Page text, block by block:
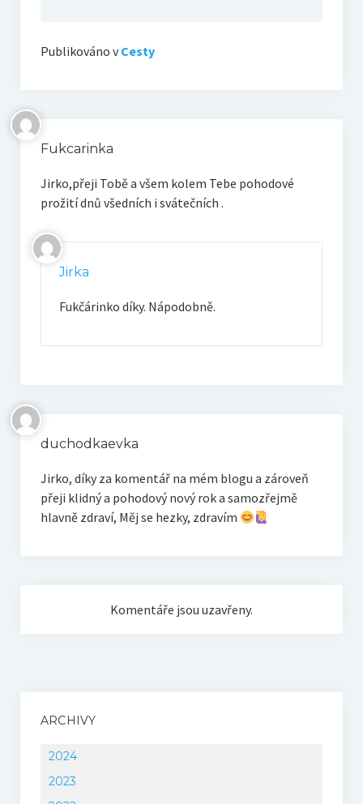
Publikováno v Cesty
Fukcarinka
Jirko,přeji Tobě a všem kolem Tebe pohodové
prožití dnů všedních i svátečních .
Jirka
Fukčárinko díky. Nápodobně.
duchodkaevka
Jirko, díky za komentář na mém blogu a zároveň
přeji klidný a pohodový nový rok a samozřejmě
hlavně zdraví, Měj se hezky, zdravím
Komentáře jsou uzavřeny.
ARCHIVY
2024
2023